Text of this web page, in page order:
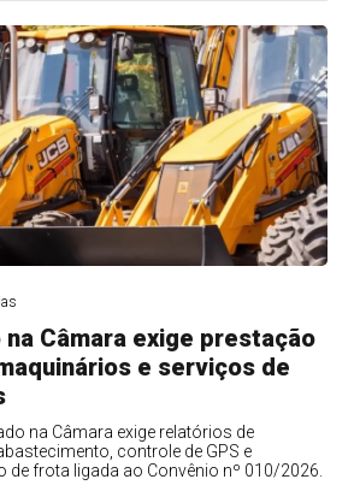
Câmara exige prestação
e serviços de
na Câmara exige relatórios de
controle de GPS e
frota ligada ao Convênio nº 010/2026.